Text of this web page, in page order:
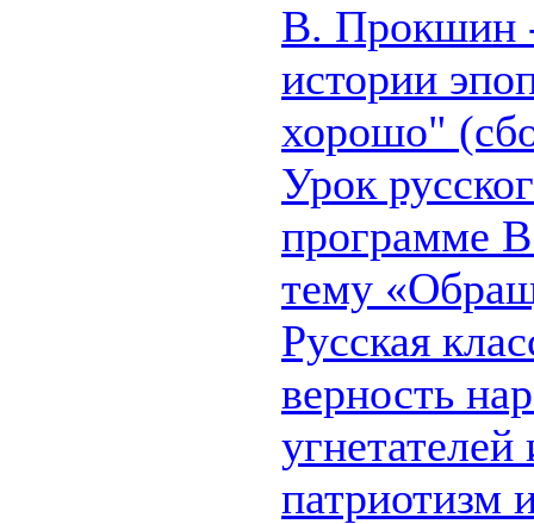
В. Прокшин
истории
хорошо"
Урок
программе
тему
Русская
верность
патриотизм